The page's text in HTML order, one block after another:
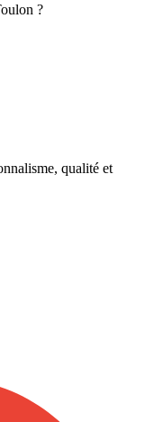
?
qualité et